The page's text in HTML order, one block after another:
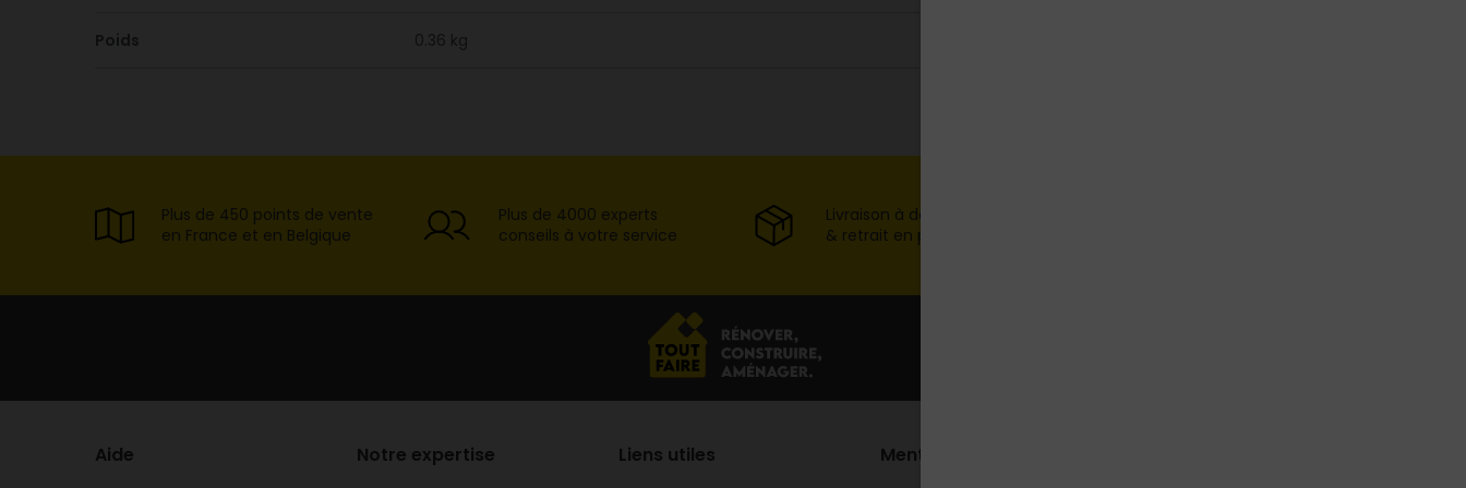
Poids 0.36 kg
Plus de 450 points de vente
en France et en Belgique
Plus de 4000 experts
conseils à votre service
Livraison à domicile
& retrait en point de vente
Aide Notre expertise Liens utiles Mentions